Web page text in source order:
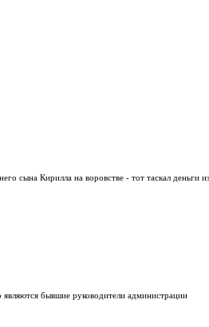
сына Кирилла на воровстве - тот таскал деньги из
бывшие руководители администрации